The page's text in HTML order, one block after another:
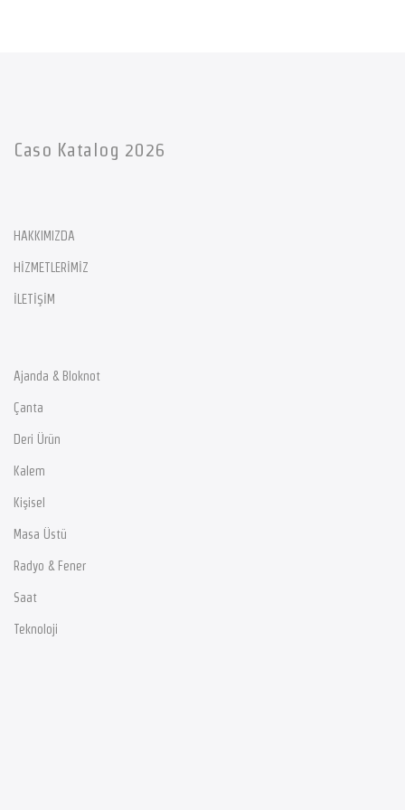
Caso Katalog 2026
HAKKIMIZDA
HİZMETLERİMİZ
İLETİŞİM
Ajanda & Bloknot
Çanta
Deri Ürün
Kalem
Kişisel
Masa Üstü
Radyo & Fener
Saat
Teknoloji